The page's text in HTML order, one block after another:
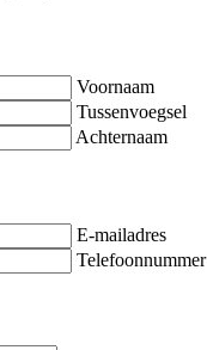
Voornaam
Tussenvoegsel
Achternaam
E-mailadres
Telefoonnummer